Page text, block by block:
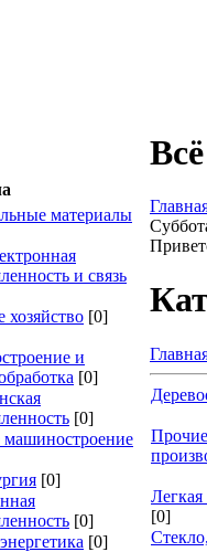
материалы
и связь
хозяйство [0]
и
[0]
[0]
машиностроение
[0]
[0]
[0]
[0]